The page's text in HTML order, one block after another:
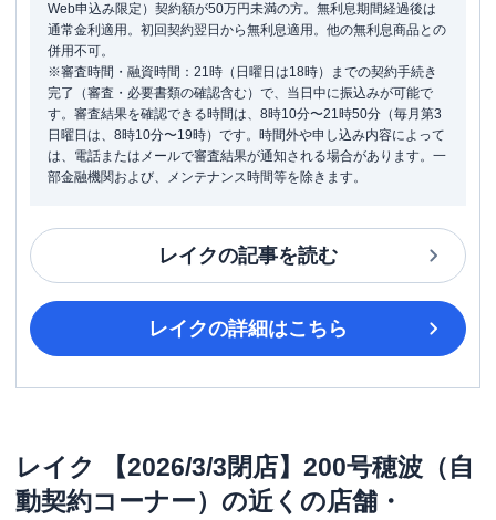
Web申込み限定）契約額が50万円未満の方。無利息期間経過後は
通常金利適用。初回契約翌日から無利息適用。他の無利息商品との
併用不可。
※審査時間・融資時間：21時（日曜日は18時）までの契約手続き
完了（審査・必要書類の確認含む）で、当日中に振込みが可能で
す。審査結果を確認できる時間は、8時10分〜21時50分（毎月第3
日曜日は、8時10分〜19時）です。時間外や申し込み内容によって
は、電話またはメールで審査結果が通知される場合があります。一
部金融機関および、メンテナンス時間等を除きます。
レイクの記事を読む
レイクの詳細はこちら
レイク
【2026/3/3閉店】200号穂波（自
動契約コーナー） の近くの店舗・